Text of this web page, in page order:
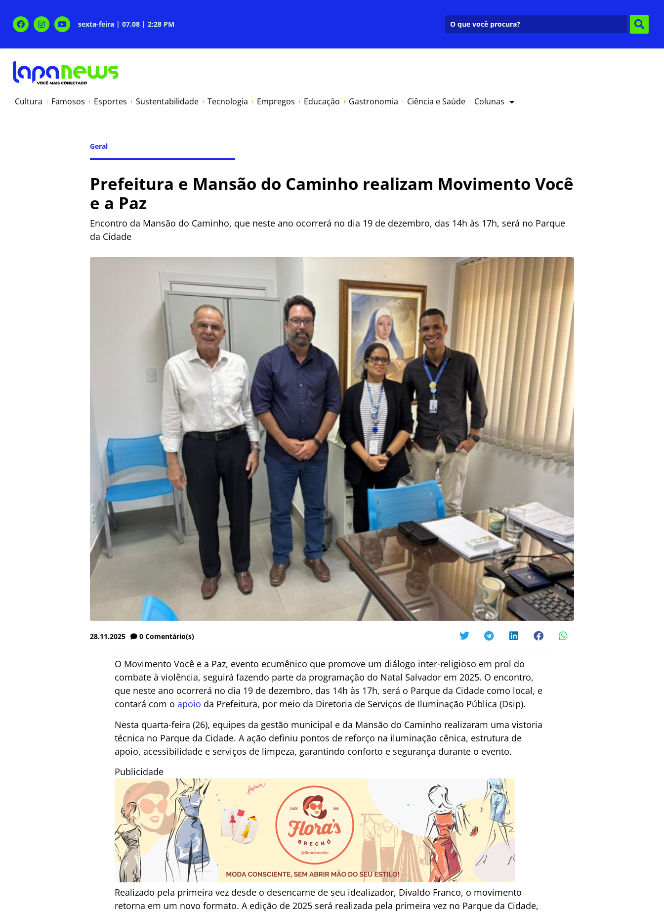
sexta-feira | 07.08 | 2:28 PM
Cultura Famosos Esportes Sustentabilidade Tecnologia Empregos Educação Gastronomia Ciência e Saúde Colunas
Geral
Prefeitura e Mansão do Caminho realizam Movimento Você
e a Paz
Encontro da Mansão do Caminho, que neste ano ocorrerá no dia 19 de dezembro, das 14h às 17h, será no Parque
da Cidade
28.11.2025 0 Comentário(s)
O Movimento Você e a Paz, evento ecumênico que promove um diálogo inter-religioso em prol do
combate à violência, seguirá fazendo parte da programação do Natal Salvador em 2025. O encontro,
que neste ano ocorrerá no dia 19 de dezembro, das 14h às 17h, será o Parque da Cidade como local, e
contará com o apoio da Prefeitura, por meio da Diretoria de Serviços de Iluminação Pública (Dsip).
Nesta quarta-feira (26), equipes da gestão municipal e da Mansão do Caminho realizaram uma vistoria
técnica no Parque da Cidade. A ação definiu pontos de reforço na iluminação cênica, estrutura de
apoio, acessibilidade e serviços de limpeza, garantindo conforto e segurança durante o evento.
Publicidade
Realizado pela primeira vez desde o desencarne de seu idealizador, Divaldo Franco, o movimento
retorna em um novo formato. A edição de 2025 será realizada pela primeira vez no Parque da Cidade,